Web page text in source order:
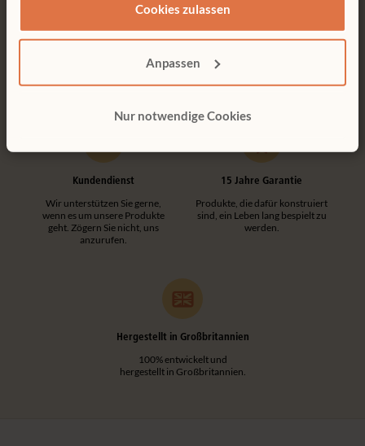
Cookies zulassen
Anpassen
Nur notwendige Cookies
Konstruktionen machen jede
Montage einfach und
werkzeuglos.
Kundendienst
Wir unterstützen Sie gerne,
wenn es um unsere Produkte
geht. Zögern Sie nicht, uns
anzurufen.
15 Jahre Garantie
Produkte, die dafür konstruiert
sind, ein Leben lang bespielt zu
werden.
Hergestellt in Großbritannien
100% entwickelt und
hergestellt in Großbritannien.